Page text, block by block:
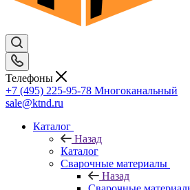
Телефоны
+7 (495) 225-95-78 Многоканальный
sale@ktnd.ru
Каталог
Назад
Каталог
Сварочные материалы
Назад